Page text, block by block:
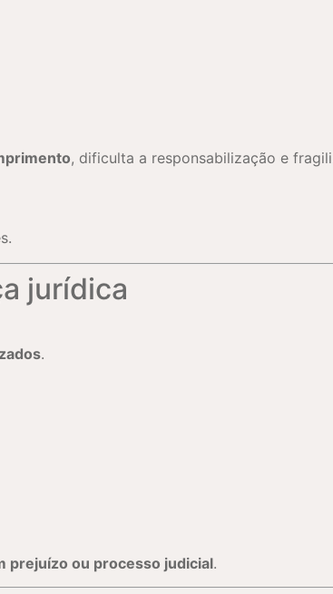
, dificulta a responsabilização e
jurídica
.
prejuízo ou processo judicial.